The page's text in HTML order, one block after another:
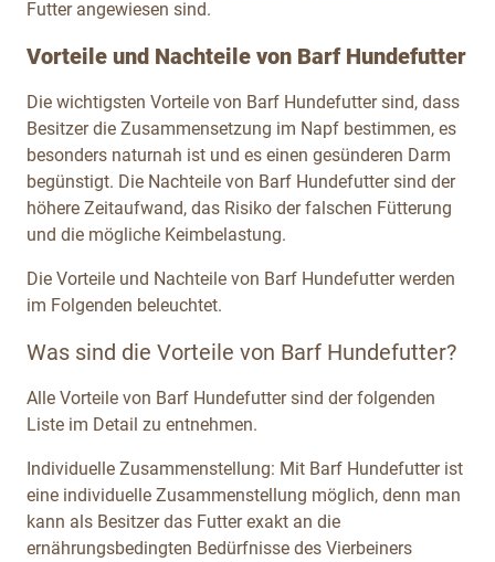
Futter angewiesen sind.
Vorteile und Nachteile von Barf Hundefutter
Die wichtigsten Vorteile von Barf Hundefutter sind, dass
Besitzer die Zusammensetzung im Napf bestimmen, es
besonders naturnah ist und es einen gesünderen Darm
begünstigt. Die Nachteile von Barf Hundefutter sind der
höhere Zeitaufwand, das Risiko der falschen Fütterung
und die mögliche Keimbelastung.
Die Vorteile und Nachteile von Barf Hundefutter werden
im Folgenden beleuchtet.
Was sind die Vorteile von Barf Hundefutter?
Alle Vorteile von Barf Hundefutter sind der folgenden
Liste im Detail zu entnehmen.
Individuelle Zusammenstellung: Mit Barf Hundefutter ist
eine individuelle Zusammenstellung möglich, denn man
kann als Besitzer das Futter exakt an die
ernährungsbedingten Bedürfnisse des Vierbeiners